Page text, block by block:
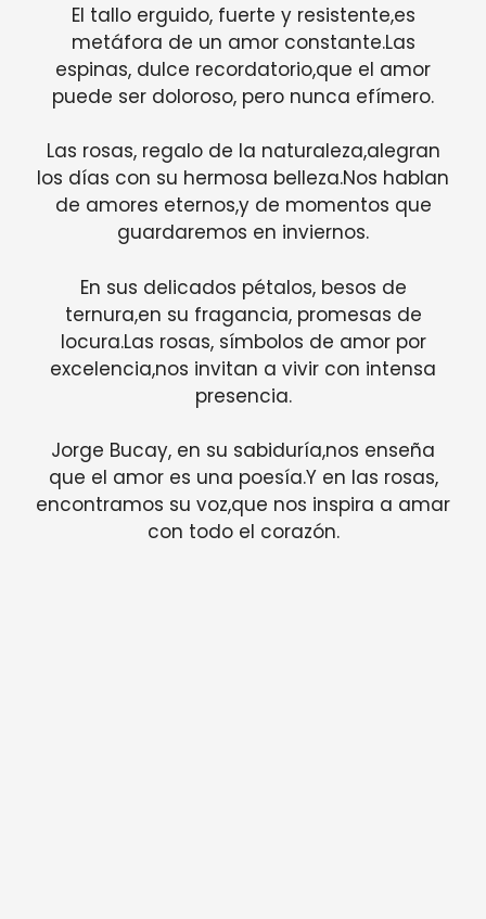
El tallo erguido, fuerte y resistente,es
metáfora de un amor constante.Las
espinas, dulce recordatorio,que el amor
puede ser doloroso, pero nunca efímero.
Las rosas, regalo de la naturaleza,alegran
los días con su hermosa belleza.Nos hablan
de amores eternos,y de momentos que
guardaremos en inviernos.
En sus delicados pétalos, besos de
ternura,en su fragancia, promesas de
locura.Las rosas, símbolos de amor por
excelencia,nos invitan a vivir con intensa
presencia.
Jorge Bucay, en su sabiduría,nos enseña
que el amor es una poesía.Y en las rosas,
encontramos su voz,que nos inspira a amar
con todo el corazón.